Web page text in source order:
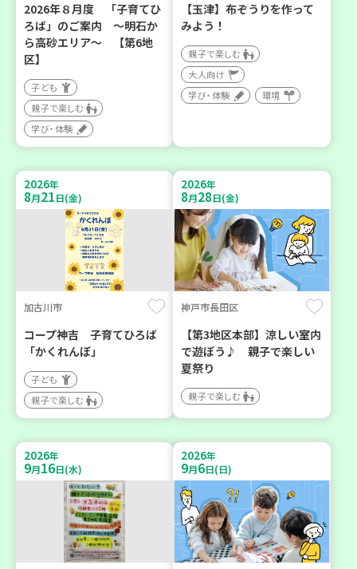
2026年８月度 「子育てひ
ろば」のご案内 ～明石か
ら高砂エリア～ 【第6地
区】
子ども
親子で楽しむ
学び・体験
【玉津】布ぞうりを作って
みよう！
親子で楽しむ
大人向け
学び・体験
環境
2026年
8月21日(金)
加古川市
コープ神吉 子育てひろば
「かくれんぼ」
子ども
親子で楽しむ
2026年
8月28日(金)
神戸市長田区
【第3地区本部】涼しい室内
で遊ぼう♪ 親子で楽しい
夏祭り
親子で楽しむ
2026年
9月16日(水)
2026年
9月6日(日)